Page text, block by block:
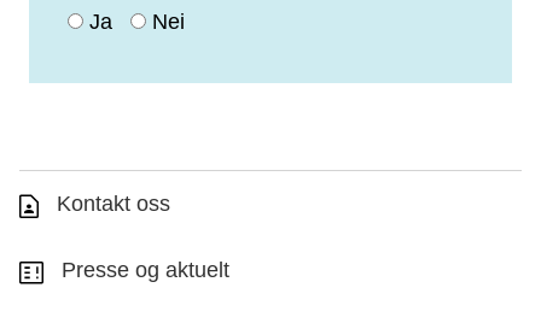
Ja Nei
Kontakt oss
Presse og aktuelt